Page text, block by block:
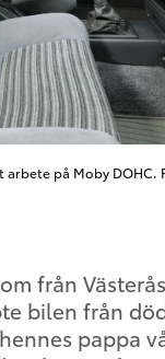
arbete på Moby DOHC.
från
bilen från
pappa